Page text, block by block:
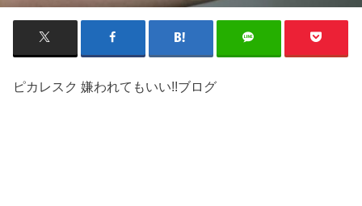
ピカレスク 嫌われてもいい!!ブログ